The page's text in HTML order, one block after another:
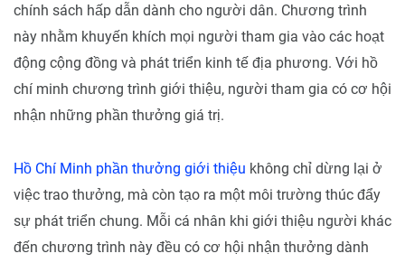
chính sách hấp dẫn dành cho người dân. Chương trình
này nhằm khuyến khích mọi người tham gia vào các hoạt
động cộng đồng và phát triển kinh tế địa phương. Với hồ
chí minh chương trình giới thiệu, người tham gia có cơ hội
nhận những phần thưởng giá trị.
Hồ Chí Minh phần thưởng giới thiệu không chỉ dừng lại ở
việc trao thưởng, mà còn tạo ra một môi trường thúc đẩy
sự phát triển chung. Mỗi cá nhân khi giới thiệu người khác
đến chương trình này đều có cơ hội nhận thưởng dành